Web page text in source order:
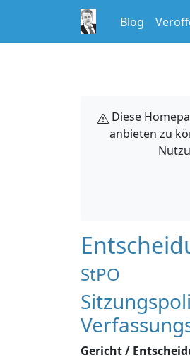
Blog
Diese
anbieten zu
StPO
Gericht /